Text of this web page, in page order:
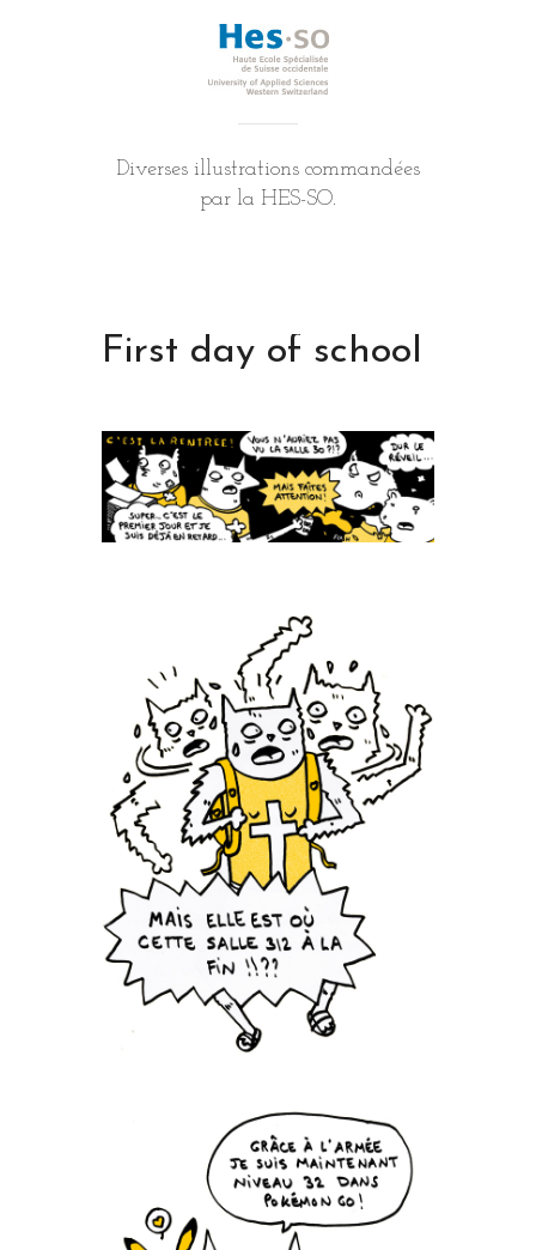
Diverses illustrations commandées
par la HES-SO.
First day of school